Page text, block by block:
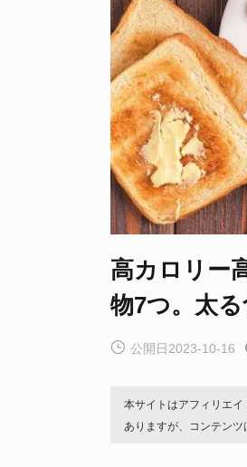
高カロリー
物7つ。太
公開日2023-10-16
本サイトはアフィリエ
ありますが、コンテンツ